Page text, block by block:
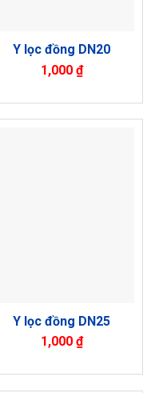
Y lọc đồng DN20
1,000 ₫
Y lọc đồng DN25
1,000 ₫